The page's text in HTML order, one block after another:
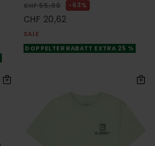
CHF 55,00 63%
CHF 20,62
SALE
DOPPELTER RABATT EXTRA 25 %